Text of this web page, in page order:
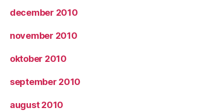
december 2010
november 2010
oktober 2010
september 2010
august 2010